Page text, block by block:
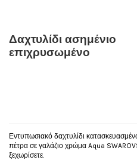
Δαχτυλίδι ασημένιο
επιχρυσωμένο
Εντυπωσιακό δαχτυλίδι
πέτρα σε γαλάζιο χρώμα Aqua
ξεχωρίσετε.